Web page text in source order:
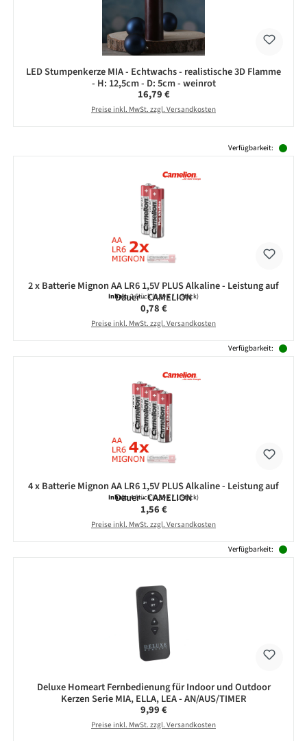
LED Stumpenkerze MIA - Echtwachs - realistische 3D Flamme
- H: 12,5cm - D: 5cm - weinrot
Regulärer Preis:
16,79 €
Preise inkl. MwSt. zzgl. Versandkosten
Verfügbarkeit:
2 x Batterie Mignon AA LR6 1,5V PLUS Alkaline - Leistung auf
Dauer - CAMELION
Inhalt:2 Stück(0,39 € / 1 Stück)
Regulärer Preis:
0,78 €
Preise inkl. MwSt. zzgl. Versandkosten
Verfügbarkeit:
4 x Batterie Mignon AA LR6 1,5V PLUS Alkaline - Leistung auf
Dauer - CAMELION
Inhalt:4 Stück(0,39 € / 1 Stück)
Regulärer Preis:
1,56 €
Preise inkl. MwSt. zzgl. Versandkosten
Verfügbarkeit:
Deluxe Homeart Fernbedienung für Indoor und Outdoor
Kerzen Serie MIA, ELLA, LEA - AN/AUS/TIMER
Regulärer Preis:
9,99 €
Preise inkl. MwSt. zzgl. Versandkosten